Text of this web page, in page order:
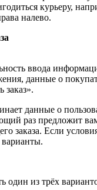
курьеру,
налево.
ввода
данные о
данные о
раз предложит
заказа. Если
один из трёх